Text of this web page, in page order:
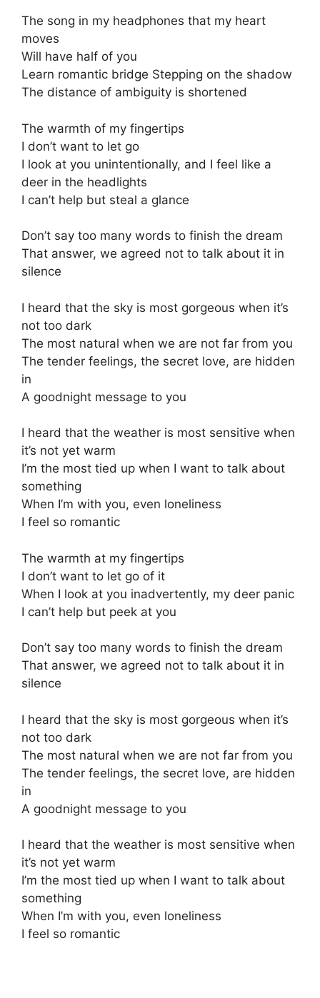
The song in my headphones that my heart
moves
Will have half of you
Learn romantic bridge Stepping on the shadow
The distance of ambiguity is shortened
The warmth of my fingertips
I don’t want to let go
I look at you unintentionally, and I feel like a
deer in the headlights
I can’t help but steal a glance
Don’t say too many words to finish the dream
That answer, we agreed not to talk about it in
silence
I heard that the sky is most gorgeous when it’s
not too dark
The most natural when we are not far from you
The tender feelings, the secret love, are hidden
in
A goodnight message to you
I heard that the weather is most sensitive when
it’s not yet warm
I’m the most tied up when I want to talk about
something
When I’m with you, even loneliness
I feel so romantic
The warmth at my fingertips
I don’t want to let go of it
When I look at you inadvertently, my deer panic
I can’t help but peek at you
Don’t say too many words to finish the dream
That answer, we agreed not to talk about it in
silence
I heard that the sky is most gorgeous when it’s
not too dark
The most natural when we are not far from you
The tender feelings, the secret love, are hidden
in
A goodnight message to you
I heard that the weather is most sensitive when
it’s not yet warm
I’m the most tied up when I want to talk about
something
When I’m with you, even loneliness
I feel so romantic